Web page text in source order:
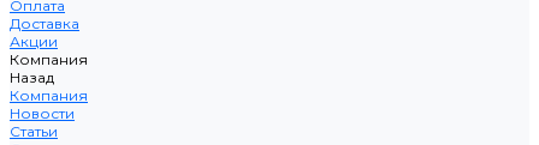
Оплата
Доставка
Акции
Компания
Назад
Компания
Новости
Статьи